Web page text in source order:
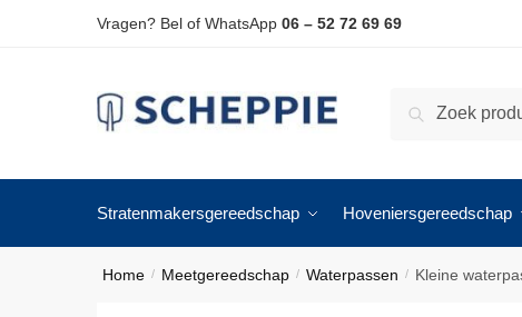
Vragen? Bel of WhatsApp 06 – 52 72 69 69
Zoeken
Stratenmakersgereedschap Hoveniersgereedschap
Home / Meetgereedschap / Waterpassen / Kleine